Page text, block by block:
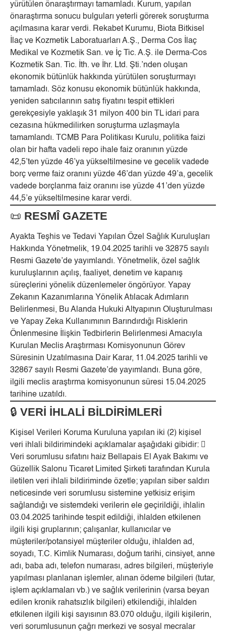
yürütülen önaraştırmayı tamamladı. Kurum, yapılan
önaraştırma sonucu bulguları yeterli görerek soruşturma
açılmasına karar verdi. Rekabet Kurumu, Biota Bitkisel
İlaç ve Kozmetik Laboratuarları A.Ş., Derma Cos İlaç
Medikal ve Kozmetik San. ve İç Tic. A.Ş. ile Derma-Cos
Kozmetik San. Tic. İth. ve İhr. Ltd. Şti.’nden oluşan
ekonomik bütünlük hakkında yürütülen soruşturmayı
tamamladı. Söz konusu ekonomik bütünlük hakkında,
yeniden satıcılarının satış fiyatını tespit ettikleri
gerekçesiyle yaklaşık 31 milyon 400 bin TL idari para
cezasına hükmedilirken soruşturma uzlaşmayla
tamamlandı. TCMB Para Politikası Kurulu, politika faizi
olan bir hafta vadeli repo ihale faiz oranının yüzde
42,5’ten yüzde 46’ya yükseltilmesine ve gecelik vadede
borç verme faiz oranını yüzde 46’dan yüzde 49’a, gecelik
vadede borçlanma faiz oranını ise yüzde 41’den yüzde
44,5’e yükseltilmesine karar verdi.
📜 RESMÎ GAZETE
Ayakta Teşhis ve Tedavi Yapılan Özel Sağlık Kuruluşları
Hakkında Yönetmelik, 19.04.2025 tarihli ve 32875 sayılı
Resmi Gazete’de yayımlandı. Yönetmelik, özel sağlık
kuruluşlarının açılış, faaliyet, denetim ve kapanış
süreçlerini yönelik düzenlemeler öngörüyor. Yapay
Zekanın Kazanımlarına Yönelik Atılacak Adımların
Belirlenmesi, Bu Alanda Hukuki Altyapının Oluşturulması
ve Yapay Zeka Kullanımının Barındırdığı Risklerin
Önlenmesine İlişkin Tedbirlerin Belirlenmesi Amacıyla
Kurulan Meclis Araştırması Komisyonunun Görev
Süresinin Uzatılmasına Dair Karar, 11.04.2025 tarihli ve
32867 sayılı Resmi Gazete’de yayımlandı. Buna göre,
ilgili meclis araştırma komisyonunun süresi 15.04.2025
tarihine uzatıldı.
🔒 VERİ İHLALİ BİLDİRİMLERİ
Kişisel Verileri Koruma Kuruluna yapılan iki (2) kişisel
veri ihlali bildirimindeki açıklamalar aşağıdaki gibidir: 
Veri sorumlusu sıfatını haiz Bellapais El Ayak Bakımı ve
Güzellik Salonu Ticaret Limited Şirketi tarafından Kurula
iletilen veri ihlali bildiriminde özetle; yapılan siber saldırı
neticesinde veri sorumlusu sistemine yetkisiz erişim
sağlandığı ve sistemdeki verilerin ele geçirildiği, ihlalin
03.04.2025 tarihinde tespit edildiği, ihlalden etkilenen
ilgili kişi gruplarının; çalışanlar, kullanıcılar ve
müşteriler/potansiyel müşteriler olduğu, ihlalden ad,
soyadı, T.C. Kimlik Numarası, doğum tarihi, cinsiyet, anne
adı, baba adı, telefon numarası, adres bilgileri, müşteriyle
yapılması planlanan işlemler, alınan ödeme bilgileri (tutar,
işlem açıklamaları vb.) ve sağlık verilerinin (varsa beyan
edilen kronik rahatsızlık bilgileri) etkilendiği, ihlalden
etkilenen ilgili kişi sayısının 83.070 olduğu, ilgili kişilerin,
veri sorumlusunun çağrı merkezi ve sosyal mecralar